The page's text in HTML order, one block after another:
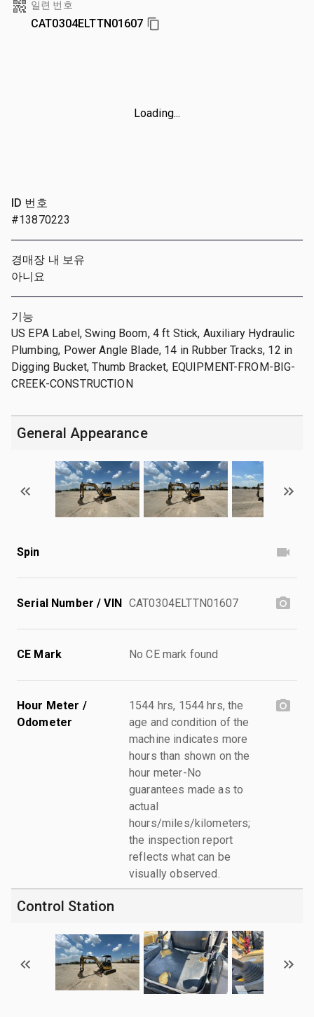
일련 번호
CAT0304ELTTN01607
Loading...
ID 번호
#13870223
경매장 내 보유
아니요
기능
US EPA Label, Swing Boom, 4 ft Stick, Auxiliary Hydraulic
Plumbing, Power Angle Blade, 14 in Rubber Tracks, 12 in
Digging Bucket, Thumb Bracket, EQUIPMENT-FROM-BIG-
CREEK-CONSTRUCTION
General Appearance
Spin
Serial Number / VIN CAT0304ELTTN01607
CE Mark No CE mark found
Hour Meter /
Odometer
1544 hrs, 1544 hrs, the
age and condition of the
machine indicates more
hours than shown on the
hour meter-No
guarantees made as to
actual
hours/miles/kilometers;
the inspection report
reflects what can be
visually observed.
Control Station